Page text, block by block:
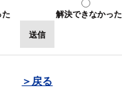
解決できなかった
送信
＞戻る